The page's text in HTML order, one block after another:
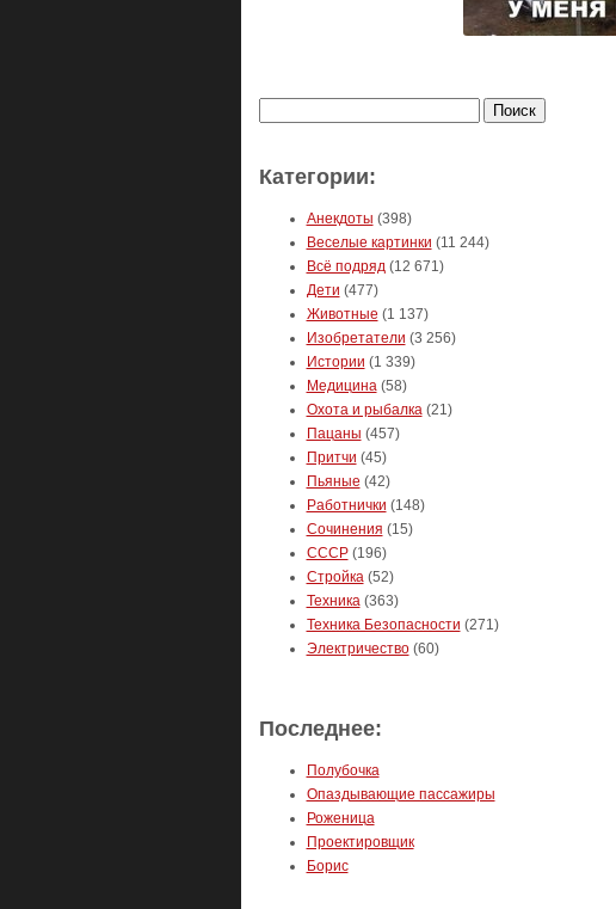
Категории:
Анекдоты (398)
Веселые картинки (11 244)
Всё подряд(12 671)
Дети (477)
Животные (1 137)
Изобретатели (3 256)
Истории (1 339)
Медицина(58)
Охота и рыбалка(21)
Пацаны (457)
Притчи (45)
Пьяные (42)
Работнички (148)
Сочинения (15)
СССР(196)
Стройка(52)
Техника(363)
Техника Безопасности (271)
Электричество(60)
Последнее:
Полубочка
Опаздывающие пассажиры
Роженица
Проектировщик
Борис